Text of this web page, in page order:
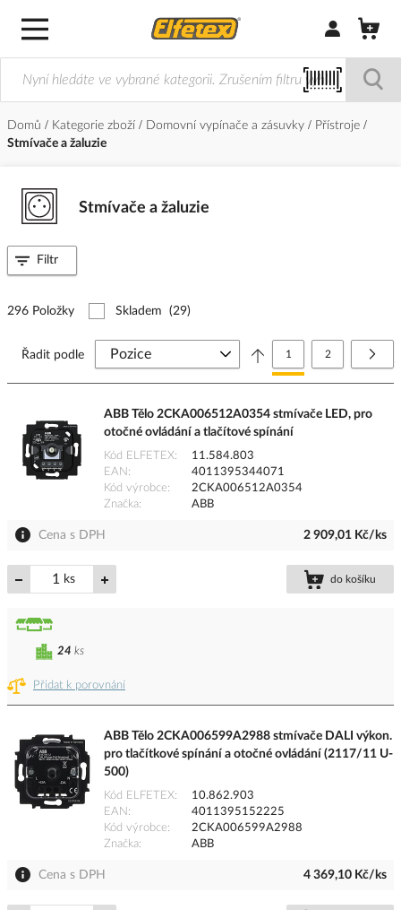
Přihlásit/
Domů Kategorie zboží Domovní vypínače a zásuvky
Přístroje
Stmívače a žaluzie
Stmívače a žaluzie
296 Položky Skladem (29)
Stránka
Právě si prohlížíte
1 Stránka
2
Řadit podle
ABB Tělo 2CKA006512A0354 stmívače LED, pro
otočné ovládání a tlačítové spínání
Kód ELFETEX
11.584.803
EAN
4011395344071
Kód výrobce
2CKA006512A0354
Značka
ABB
Cena s DPH 2 909,01 Kč/ks
ks do košíku
Přidat k porovnání
24 ks
ABB Tělo 2CKA006599A2988 stmívače DALI výkon.
pro tlačítkové spínání a otočné ovládání (2117/11 U-
500)
Kód ELFETEX
10.862.903
EAN
4011395152225
Kód výrobce
2CKA006599A2988
Značka
ABB
Cena s DPH 4 369,10 Kč/ks
Filtr